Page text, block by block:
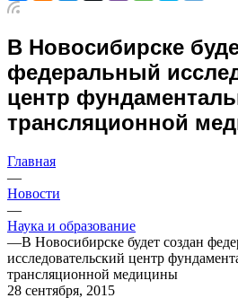
В Новосибирске
федеральный
центр
трансляционной
Главная
—
Новости
—
Наука и образование
—В Новосибирске будет создан
исследовательский центр
трансляционной медицины
28 сентября, 2015